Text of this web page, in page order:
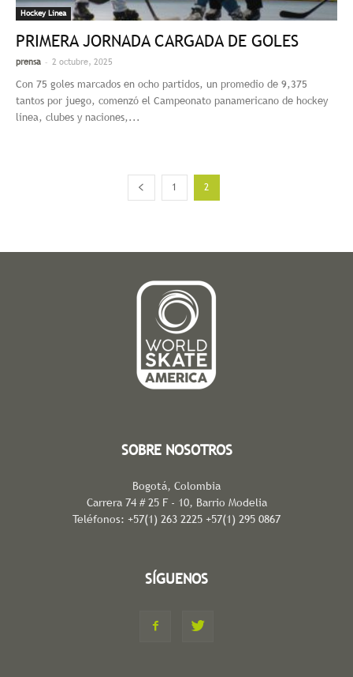
Hockey Linea
PRIMERA JORNADA CARGADA DE GOLES
prensa - 2 octubre, 2025
Con 75 goles marcados en ocho partidos, un promedio de 9,375
tantos por juego, comenzó el Campeonato panamericano de hockey
línea, clubes y naciones,...
1 2
SOBRE NOSOTROS
Bogotá, Colombia
Carrera 74 # 25 F - 10, Barrio Modelia
Teléfonos: +57(1) 263 2225 +57(1) 295 0867
SÍGUENOS